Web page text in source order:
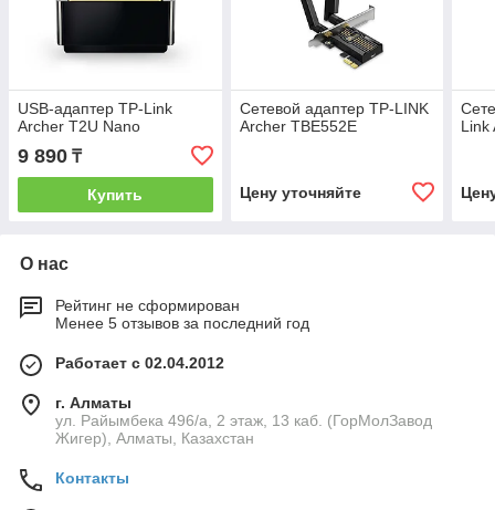
USB-адаптер TP-Link
Archer T2U Nano
9 890 ₸
Купить
Сетевой адаптер TP-LINK
Archer TBE552E
Цену уточняйте
Link
О нас
Рейтинг не сформирован
Менее 5 отзывов за последний год
Работает с 02.04.2012
г. Алматы
ул. Райымбека 496/а, 2 этаж, 13 каб. (ГорМолЗавод
Жигер), Алматы, Казахстан
Контакты